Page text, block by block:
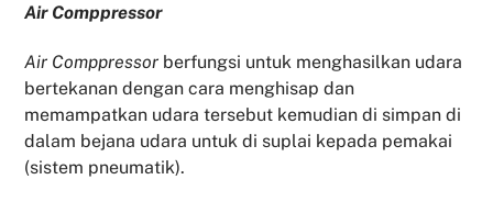
Air Comppressor
Air Comppressor berfungsi untuk menghasilkan udara
bertekanan dengan cara menghisap dan
memampatkan udara tersebut kemudian di simpan di
dalam bejana udara untuk di suplai kepada pemakai
(sistem pneumatik).